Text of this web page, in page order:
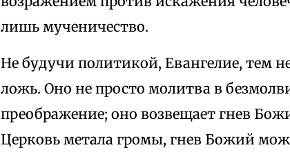
лишь мученичество.
Не будучи политикой, Евангелие, тем
ложь. Оно не просто молитва в
преображение; оно возвещает гнев
Церковь метала громы, гнев Божий